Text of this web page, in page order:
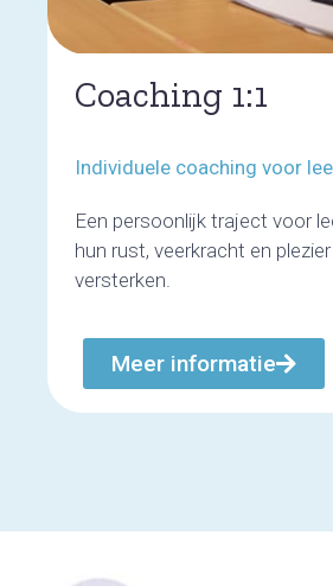
Coaching 1:1
Individuele coaching voor
Een persoonlijk traject voor
hun rust, veerkracht en
versterken.
Meer informatie